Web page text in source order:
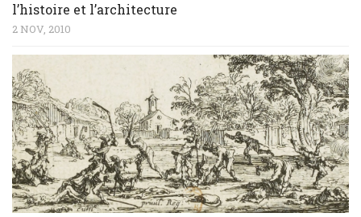
l’histoire et l’architecture
2 NOV, 2010